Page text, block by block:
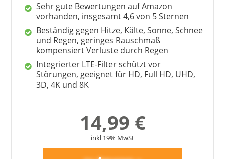
Sehr gute Bewertungen auf Amazon
vorhanden, insgesamt 4,6 von 5 Sternen
Beständig gegen Hitze, Kälte, Sonne, Schnee
und Regen, geringes Rauschmaß
kompensiert Verluste durch Regen
Integrierter LTE-Filter schützt vor
Störungen, geeignet für HD, Full HD, UHD,
3D, 4K und 8K
14,99 €
inkl 19% MwSt